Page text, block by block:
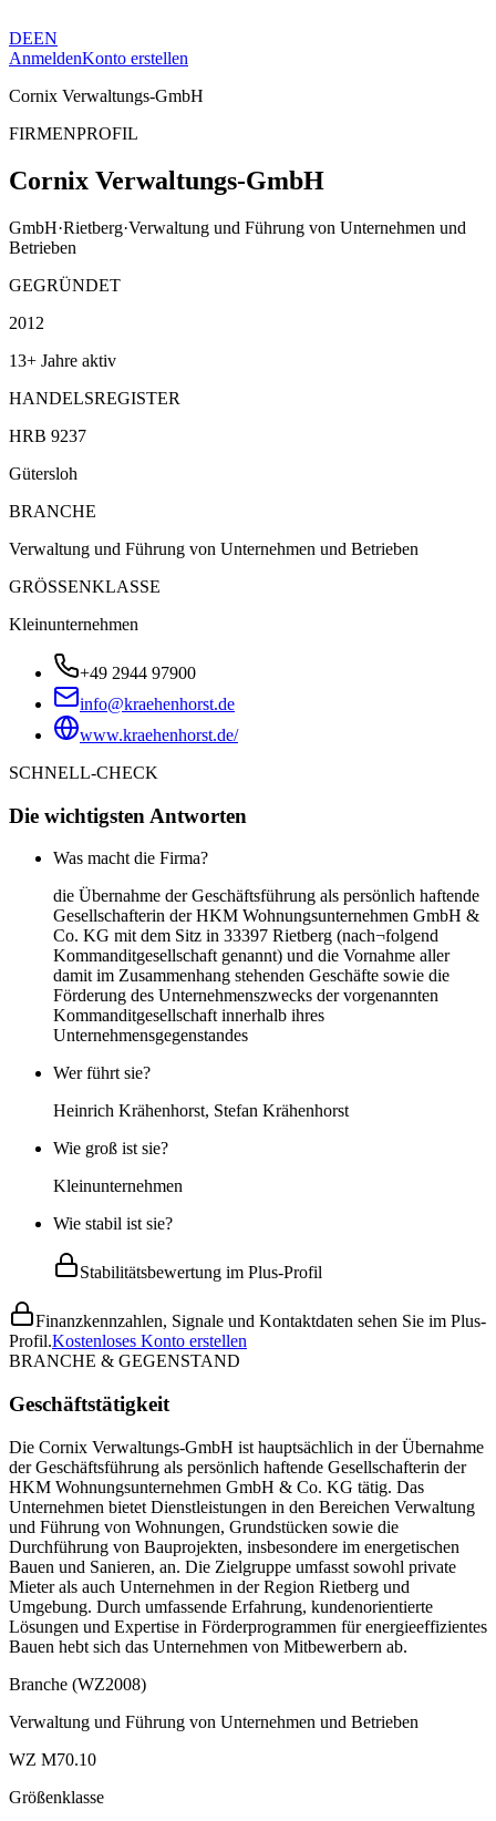
DEEN
AnmeldenKonto erstellen
Cornix Verwaltungs-GmbH
FIRMENPROFIL
Cornix Verwaltungs-GmbH
GmbH·Rietberg·Verwaltung und Führung von Unternehmen und
Betrieben
GEGRÜNDET
2012
13+ Jahre aktiv
HANDELSREGISTER
HRB 9237
Gütersloh
BRANCHE
Verwaltung und Führung von Unternehmen und Betrieben
GRÖSSENKLASSE
Kleinunternehmen
+49 2944 97900
info@kraehenhorst.de
www.kraehenhorst.de/
SCHNELL-CHECK
Die wichtigsten Antworten
Was macht die Firma?
die Übernahme der Geschäftsführung als persönlich haftende
Gesellschafterin der HKM Wohnungsunternehmen GmbH &
Co. KG mit dem Sitz in 33397 Rietberg (nach¬folgend
Kommanditgesellschaft genannt) und die Vornahme aller
damit im Zusammenhang stehenden Geschäfte sowie die
Förderung des Unternehmenszwecks der vorgenannten
Kommanditgesellschaft innerhalb ihres
Unternehmensgegenstandes
Wer führt sie?
Heinrich Krähenhorst, Stefan Krähenhorst
Wie groß ist sie?
Kleinunternehmen
Wie stabil ist sie?
Stabilitätsbewertung im Plus-Profil
Finanzkennzahlen, Signale und Kontaktdaten sehen Sie im Plus-
Profil.Kostenloses Konto erstellen
BRANCHE & GEGENSTAND
Geschäftstätigkeit
Die Cornix Verwaltungs-GmbH ist hauptsächlich in der Übernahme
der Geschäftsführung als persönlich haftende Gesellschafterin der
HKM Wohnungsunternehmen GmbH & Co. KG tätig. Das
Unternehmen bietet Dienstleistungen in den Bereichen Verwaltung
und Führung von Wohnungen, Grundstücken sowie die
Durchführung von Bauprojekten, insbesondere im energetischen
Bauen und Sanieren, an. Die Zielgruppe umfasst sowohl private
Mieter als auch Unternehmen in der Region Rietberg und
Umgebung. Durch umfassende Erfahrung, kundenorientierte
Lösungen und Expertise in Förderprogrammen für energieeffizientes
Bauen hebt sich das Unternehmen von Mitbewerbern ab.
Branche (WZ2008)
Verwaltung und Führung von Unternehmen und Betrieben
WZ M70.10
Größenklasse